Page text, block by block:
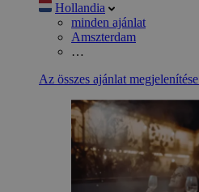
Hollandia
minden ajánlat
Amszterdam
…
Az összes ajánlat megjelenítése